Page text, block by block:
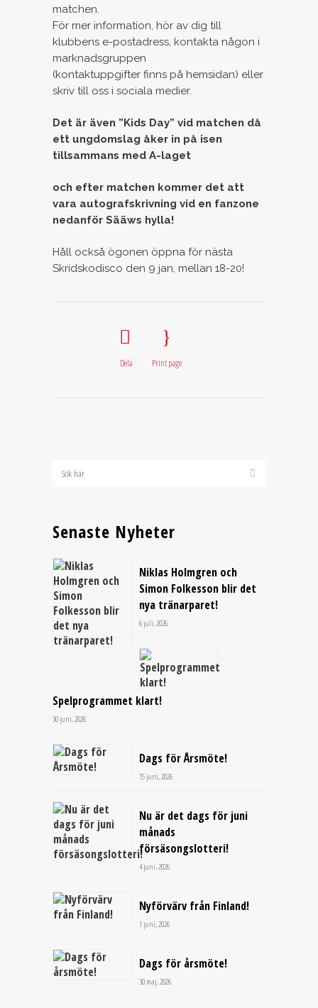
matchen.
För mer information, hör av dig till
klubbens e-postadress, kontakta någon i
marknadsgruppen
(kontaktuppgifter finns på hemsidan) eller
skriv till oss i sociala medier.
Det är även ”Kids Day” vid matchen då
ett ungdomslag åker in på isen
tillsammans med A-laget
och efter matchen kommer det att
vara autografskrivning vid en fanzone
nedanför Sääws hylla!
Håll också ögonen öppna för nästa
Skridskodisco den 9 jan, mellan 18-20!
Dela Print page
Senaste Nyheter
Niklas Holmgren och
Simon Folkesson blir det
nya tränarparet!
6 juli, 2026
Spelprogrammet klart!
30 juni, 2026
Dags för Årsmöte!
15 juni, 2026
Nu är det dags för juni
månads
försäsongslotteri!
4 juni, 2026
Nyförvärv från Finland!
1 juni, 2026
Dags för årsmöte!
30 maj, 2026